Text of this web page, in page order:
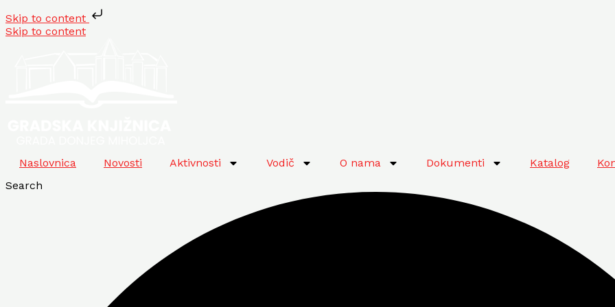
Skip to content
Skip to content
Naslovnica Novosti Aktivnosti Vodič O nama Dokumenti Katalog
Search